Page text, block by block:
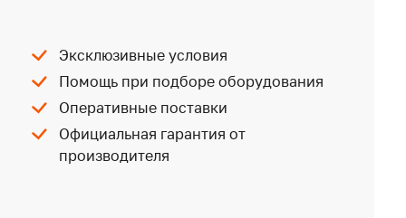
Эксклюзивные условия
Помощь при подборе оборудования
Оперативные поставки
Официальная гарантия от
производителя